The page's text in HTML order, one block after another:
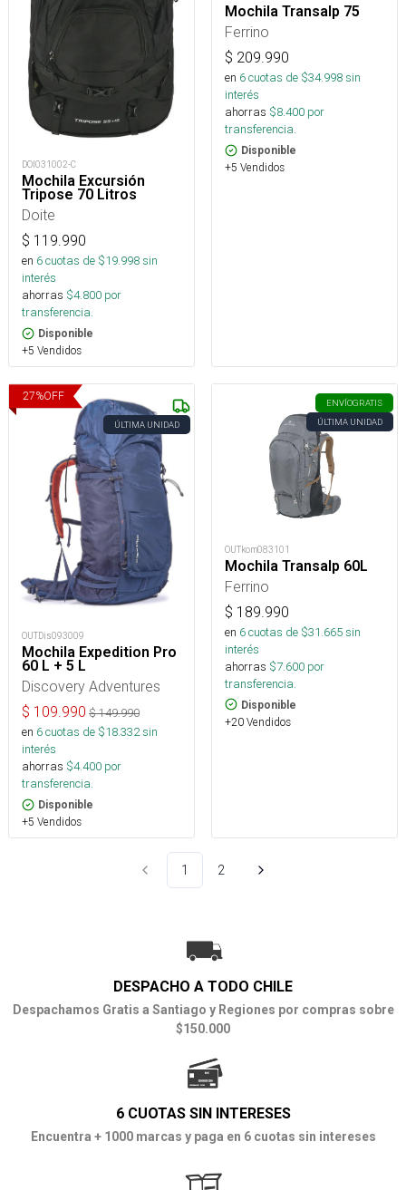
DOI031002-C
Mochila Excursión
Tripose 70 Litros
Doite
$ 119.990
en 6cuotas de $19.998sin
interés
ahorras $4.800 por
transferencia.
Disponible
+5 Vendidos
Mochila Transalp 75
Ferrino
$ 209.990
en 6cuotas de $34.998sin
interés
ahorras $8.400 por
transferencia.
Disponible
+5 Vendidos
27%OFF
ÚLTIMA UNIDAD
OUTDis093009
Mochila Expedition Pro
60 L + 5 L
Discovery Adventures
$ 109.990 $149.990
en 6cuotas de $18.332sin
interés
ahorras $4.400 por
transferencia.
Disponible
+5 Vendidos
ENVÍOGRATIS
ÚLTIMA UNIDAD
OUTkom083101
Mochila Transalp 60L
Ferrino
$ 189.990
en 6cuotas de $31.665sin
interés
ahorras $7.600 por
transferencia.
Disponible
+20 Vendidos
1 2
DESPACHO A TODO CHILE
Despachamos Gratis a Santiago y Regiones por compras sobre
$150.000
6 CUOTAS SIN INTERESES
Encuentra + 1000 marcas y paga en 6 cuotas sin intereses